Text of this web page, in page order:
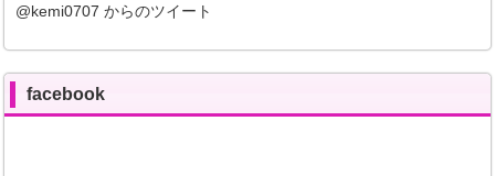
@kemi0707 からのツイート
facebook